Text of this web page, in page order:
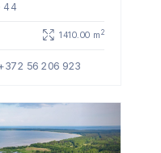
44
1410.00 m 2
56 206 923